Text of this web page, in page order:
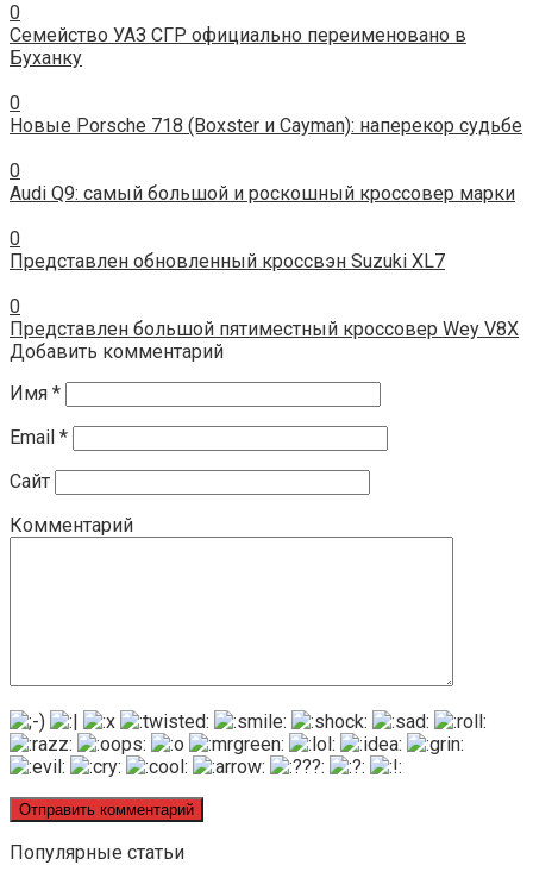
0
Семейство УАЗ СГР официально переименовано в
Буханку
0
Новые Porsche 718 (Boxster и Cayman): наперекор судьбе
0
Audi Q9: самый большой и роскошный кроссовер марки
0
Представлен обновленный кроссвэн Suzuki XL7
0
Представлен большой пятиместный кроссовер Wey V8X
Добавить комментарий
Имя *
Email *
Сайт
Комментарий
Популярные статьи